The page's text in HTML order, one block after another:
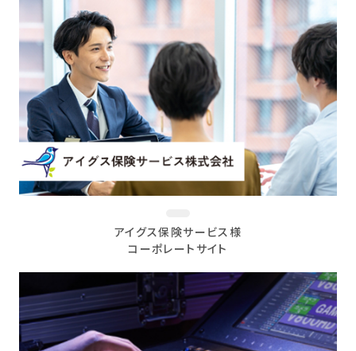
アイグス保険サービス様
コーポレートサイト